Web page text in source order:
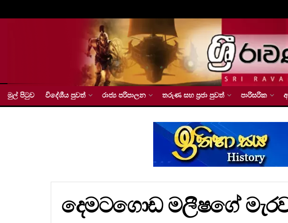
මුල් පිටුව විදේශීය පුවත් රාජ්‍ය පරිපාලන තරුණ සහ ප්‍රජා පුවත් පාරිසරික
දෙමටගොඩ මලීෂගේ